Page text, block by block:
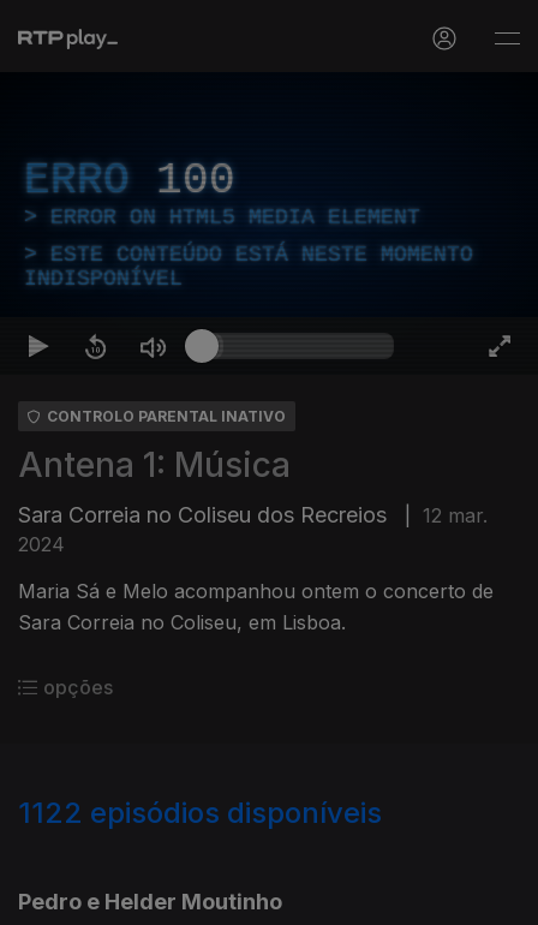
ERRO 100
ERROR ON HTML5 MEDIA ELEMENT
ESTE CONTEÚDO ESTÁ NESTE MOMENTO
INDISPONÍVEL
CONTROLO PARENTAL INATIVO
Antena 1: Música
Sara Correia no Coliseu dos Recreios
12 mar.
2024
Maria Sá e Melo acompanhou ontem o concerto de
Sara Correia no Coliseu, em Lisboa.
opções
1122 episódios disponíveis
Pedro e Helder Moutinho